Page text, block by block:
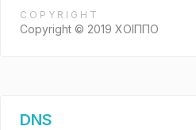
COPYRIGHT
Copyright © 2019 ХОІППО
DNS